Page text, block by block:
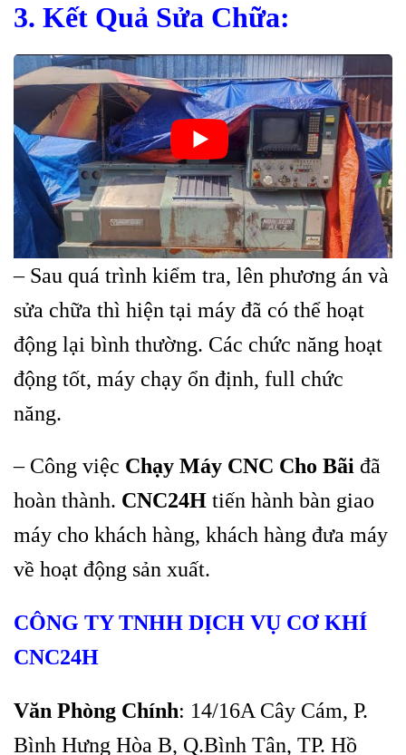
3. Kết Quả Sửa Chữa:
– Sau quá trình kiểm tra, lên phương án và
sửa chữa thì hiện tại máy đã có thể hoạt
động lại bình thường. Các chức năng hoạt
động tốt, máy chạy ổn định, full chức
năng.
– Công việc Chạy Máy CNC Cho Bãi đã
hoàn thành. CNC24H tiến hành bàn giao
máy cho khách hàng, khách hàng đưa máy
về hoạt động sản xuất.
CÔNG TY TNHH DỊCH VỤ CƠ KHÍ
CNC24H
Văn Phòng Chính: 14/16A Cây Cám, P.
Bình Hưng Hòa B, Q.Bình Tân, TP. Hồ